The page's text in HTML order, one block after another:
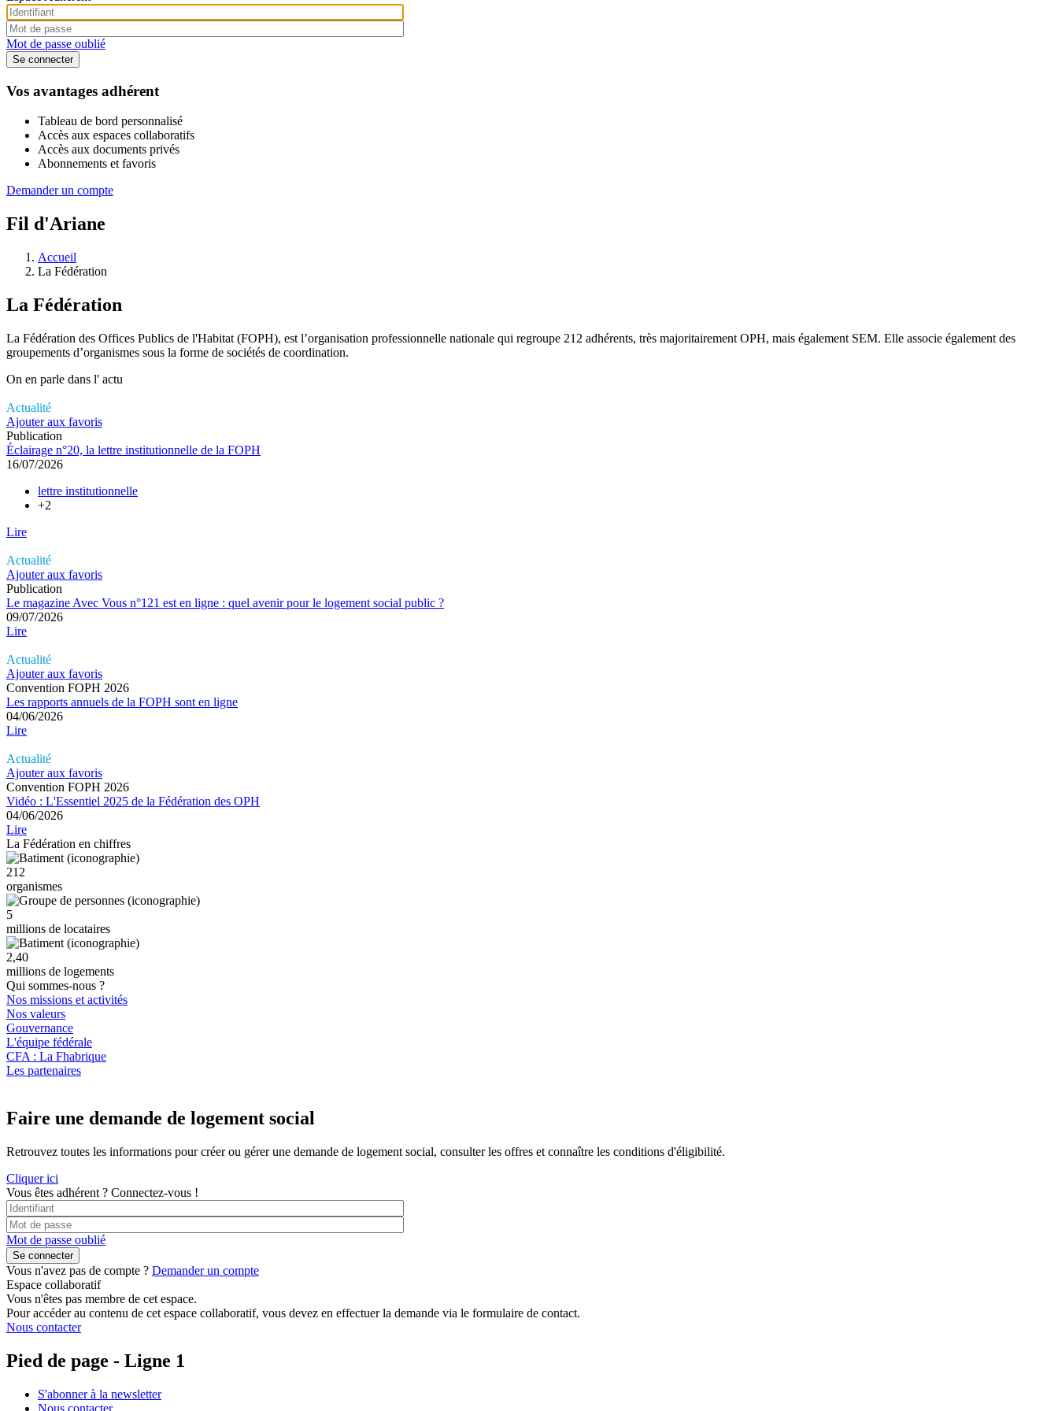
Mot de passe oublié
Vos avantages adhérent
Tableau de bord personnalisé
Accès aux espaces collaboratifs
Accès aux documents privés
Abonnements et favoris
Demander un compte
Fil d'Ariane
Accueil
La Fédération
La Fédération
La Fédération des Offices Publics de l'Habitat (FOPH), est l’organisation professionnelle nationale qui regroupe 212 adhérents, très majoritairement OPH, mais également SEM. Elle associe également des
groupements d’organismes sous la forme de sociétés de coordination.
On en parle dans l' actu
Actualité
Ajouter aux favoris
Publication
Éclairage n°20, la lettre institutionnelle de la FOPH
16/07/2026
lettre institutionnelle
+2
Lire
Actualité
Ajouter aux favoris
Publication
Le magazine Avec Vous n°121 est en ligne : quel avenir pour le logement social public ?
09/07/2026
Lire
Actualité
Ajouter aux favoris
Convention FOPH 2026
Les rapports annuels de la FOPH sont en ligne
04/06/2026
Lire
Actualité
Ajouter aux favoris
Convention FOPH 2026
Vidéo : L'Essentiel 2025 de la Fédération des OPH
04/06/2026
Lire
La Fédération en chiffres
212
organismes
5
millions de locataires
2,40
millions de logements
Qui sommes-nous ?
Nos missions et activités
Nos valeurs
Gouvernance
L'équipe fédérale
CFA : La Fhabrique
Les partenaires
Faire une demande de logement social
Retrouvez toutes les informations pour créer ou gérer une demande de logement social, consulter les offres et connaître les conditions d'éligibilité.
Cliquer ici
Vous êtes adhérent ? Connectez-vous !
Mot de passe oublié
Vous n'avez pas de compte ? Demander un compte
Espace collaboratif
Vous n'êtes pas membre de cet espace.
Pour accéder au contenu de cet espace collaboratif, vous devez en effectuer la demande via le formulaire de contact.
Nous contacter
Pied de page - Ligne 1
S'abonner à la newsletter
Nous contacter